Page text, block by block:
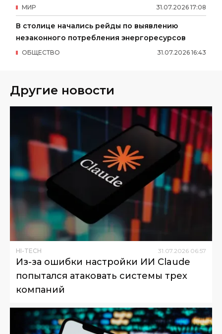
31.07.2026 17:08
МИР
В столице начались рейды по выявлению
незаконного потребления энергоресурсов
31.07.2026 16:43
ОБЩЕСТВО
Другие новости
HI-TECH 31.07.2026 06:57
Из-за ошибки настройки ИИ Claude
попытался атаковать системы трех
компаний